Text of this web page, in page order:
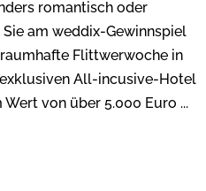
romantisch oder
am weddix-Gewinnspiel
Flittwerwoche in
All-incusive-Hotel
von über 5.000 Euro ...